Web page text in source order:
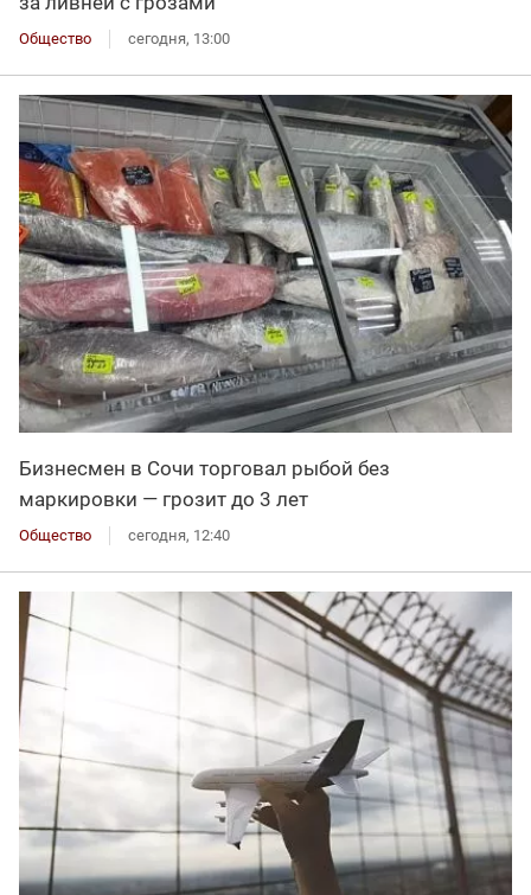
Общество сегодня, 13:00
Бизнесмен в Сочи торговал рыбой без
маркировки — грозит до 3 лет
Общество сегодня, 12:40